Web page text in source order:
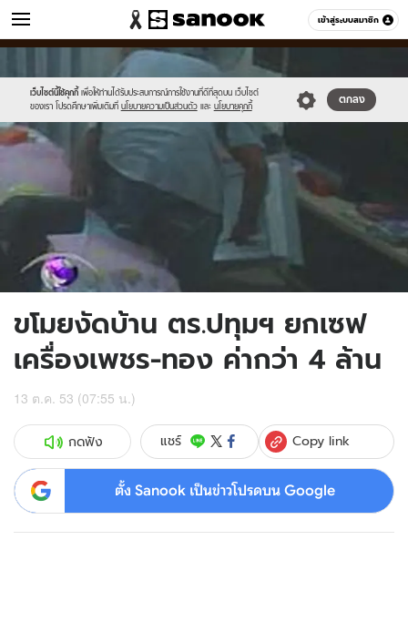
เข้าสู่ระบบสมาชิก
ข่าว หมวดอื่นๆ
เว็บไซต์นี้ใช้คุกกี้ เพื่อให้ท่านได้รับประสบการณ์การใช้งานที่ดีที่สุดบน เว็บไซต์
ของเรา โปรดศึกษาเพิ่มเติมที่ นโยบายความเป็นส่วนตัว และ นโยบายคุกกี้
ตกลง
//s.isanook.com/sr/0/images/logo-
new-
sanook.png
//s.isanook.com/ns/0/ud/194/973058/0.jpg
ขโมยงัดบ้าน ตร.ปทุมฯ ยกเซฟ
เครื่องเพชร-ทอง ค่ากว่า 4 ล้าน
13 ต.ค. 53 (07:55 น.)
กดฟัง แชร์ Copy link
ตั้ง Sanook เป็นข่าวโปรดบน Google